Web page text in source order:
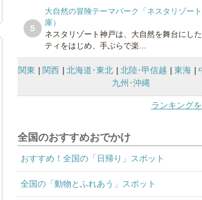
5
大自然の冒険テーマパーク「ネスタリゾー
庫）
ネスタリゾート神戸は、大自然を舞台にし
ティをはじめ、手ぶらで楽...
関東 関西 北海道･東北 北陸･甲信越 東海
九州･沖縄
ランキング
全国のおすすめおでかけ
おすすめ！全国の「日帰り」スポット
全国の「動物とふれあう」スポット